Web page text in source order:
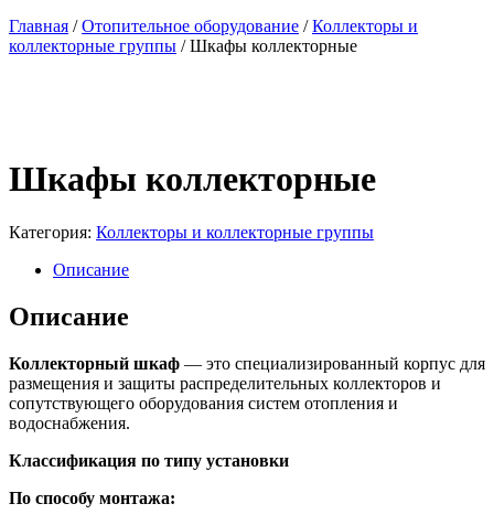
Главная /Отопительное оборудование /Коллекторы и
коллекторные группы / Шкафы коллекторные
Шкафы коллекторные
Категория: Коллекторы и коллекторные группы
Описание
Описание
Коллекторный шкаф — это специализированный корпус для
размещения и защиты распределительных коллекторов и
сопутствующего оборудования систем отопления и
водоснабжения.
Классификация по типу установки
По способу монтажа: